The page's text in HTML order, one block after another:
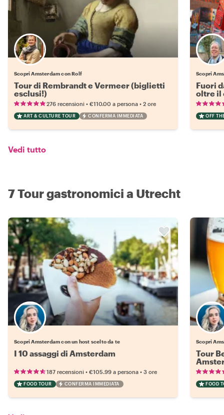
Scopri Amsterdam con Rolf
Tour di Rembrandt e Vermeer (biglietti
esclusi!)
276 recensioni • €110.00 a persona • 2 ore
ART & CULTURE TOUR CONFERMA IMMEDIATA
Scopri
Fuori
oltre il
OFF
Vedi tutto
7 Tour gastronomici a Utrecht
Scegli il tuo local preferito
Scopri Amsterdam con un host scelto da te
I 10 assaggi di Amsterdam
187 recensioni • €105.99 a persona • 3 ore
FOOD TOUR CONFERMA IMMEDIATA
Scopri
Tour
FOOD